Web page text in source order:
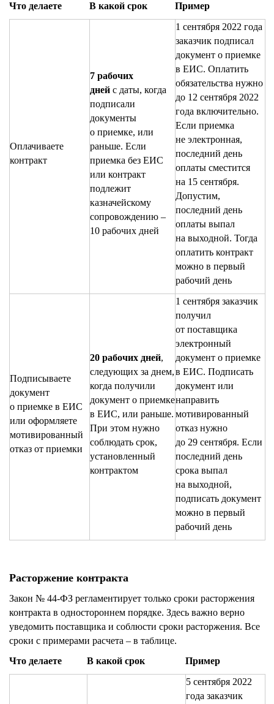
Что делаете
В какой срок Пример
Оплачиваете
контракт
7 рабочих
дней с даты, когда
подписали
документы
о приемке, или
раньше. Если
приемка без ЕИС
или контракт
подлежит
казначейскому
сопровождению –
10 рабочих дней
1 сентября 2022 года
заказчик подписал
документ о приемке
в ЕИС. Оплатить
обязательства нужно
до 12 сентября 2022
года включительно.
Если приемка
не электронная,
последний день
оплаты сместится
на 15 сентября.
Допустим,
последний день
оплаты выпал
на выходной. Тогда
оплатить контракт
можно в первый
рабочий день
Подписываете
документ
о приемке в ЕИС
или оформляете
мотивированный
отказ от приемки
20 рабочих дней,
следующих за днем,
когда получили
документ о приемке
в ЕИС, или раньше.
При этом нужно
соблюдать срок,
установленный
контрактом
1 сентября заказчик
получил
от поставщика
электронный
документ о приемке
в ЕИС. Подписать
документ или
направить
мотивированный
отказ нужно
до 29 сентября. Если
последний день
срока выпал
на выходной,
подписать документ
можно в первый
рабочий день
Расторжение контракта
Закон № 44-ФЗ регламентирует только сроки расторжения
контракта в одностороннем порядке. Здесь важно верно
уведомить поставщика и соблюсти сроки расторжения. Все
сроки с примерами расчета – в таблице.
Что делаете
В какой срок Пример
5 сентября 2022
года заказчик